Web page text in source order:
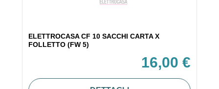
ELETTROCASA CF 10 SACCHI CARTA X
FOLLETTO (FW 5)
16,00 €